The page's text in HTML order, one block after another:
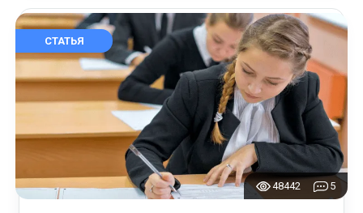
СТАТЬЯ
48442 5